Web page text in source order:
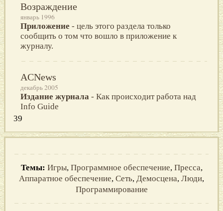
Возраждение
январь 1996
Приложение - цель этого раздела только
сообщить о том что вошло в приложение к
журналу.
ACNews
декабрь 2005
Издание журнала - Как происходит работа над
Info Guide
39
Темы: Игры, Программное обеспечение, Пресса,
Аппаратное обеспечение, Сеть, Демосцена, Люди,
Программирование